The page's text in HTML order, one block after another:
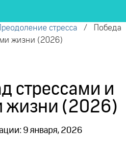
Преодоление стресса /
Победа
жизни (2026)
стрессами и
жизни (2026)
9 января, 2026